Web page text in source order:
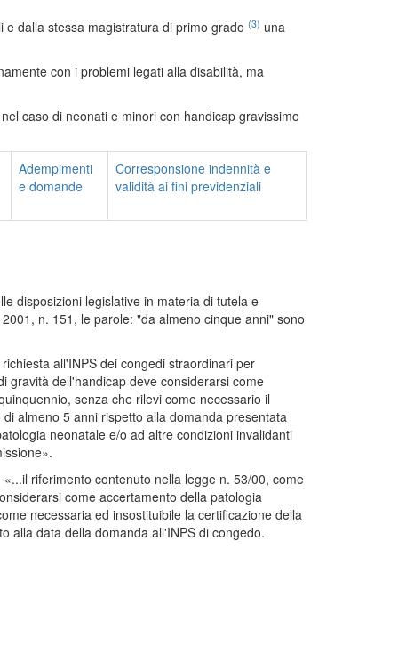
dalla stessa magistratura di primo grado (3) una
con i problemi legati alla disabilità, ma
caso di neonati e minori con handicap gravissimo
Adempimenti
e domande
Corresponsione indennità e
validità ai fini previdenziali
disposizioni legislative in materia di tutela e
n. 151, le parole: "da almeno cinque anni" sono
all'INPS dei congedi straordinari per
gravità dell'handicap deve considerarsi come
senza che rilevi come necessario il
almeno 5 anni rispetto alla domanda presentata
neonatale e/o ad altre condizioni invalidanti
riferimento contenuto nella legge n. 53/00, come
come accertamento della patologia
necessaria ed insostituibile la certificazione della
alla data della domanda all'INPS di congedo.